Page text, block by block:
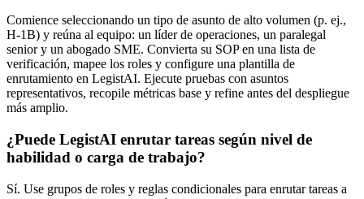
Comience seleccionando un tipo de asunto de alto volumen (p. ej.,
H‑1B) y reúna al equipo: un líder de operaciones, un paralegal
senior y un abogado SME. Convierta su SOP en una lista de
verificación, mapee los roles y configure una plantilla de
enrutamiento en LegistAI. Ejecute pruebas con asuntos
representativos, recopile métricas base y refine antes del despliegue
más amplio.
¿Puede LegistAI enrutar tareas según nivel de
habilidad o carga de trabajo?
Sí. Use grupos de roles y reglas condicionales para enrutar tareas a